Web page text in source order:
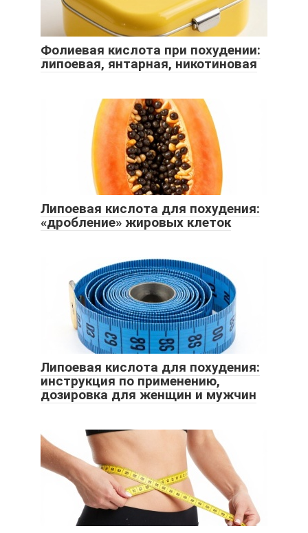
Фолиевая кислота при похудении:
липоевая, янтарная, никотиновая
Липоевая кислота для похудения:
«дробление» жировых клеток
Липоевая кислота для похудения:
инструкция по применению,
дозировка для женщин и мужчин